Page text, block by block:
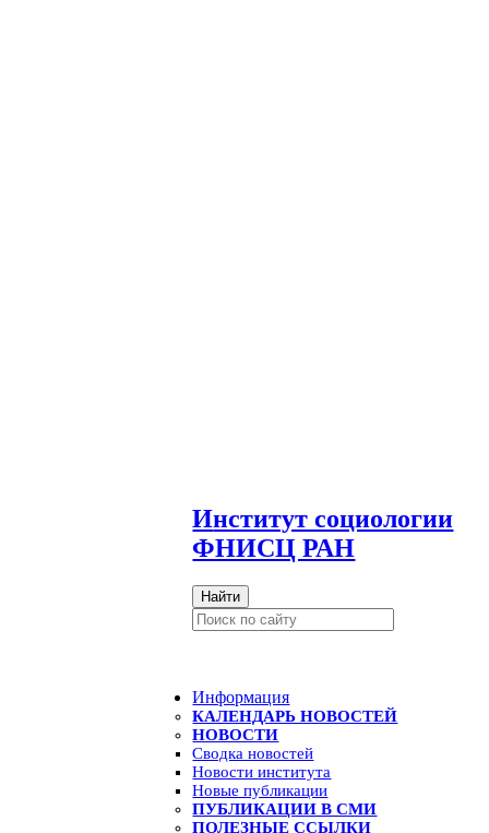
Институт социологии
ФНИСЦ РАН
Найти
Информация
КАЛЕНДАРЬ НОВОСТЕЙ
НОВОСТИ
Сводка новостей
Новости института
Новые публикации
ПУБЛИКАЦИИ В СМИ
ПОЛЕЗНЫЕ ССЫЛКИ